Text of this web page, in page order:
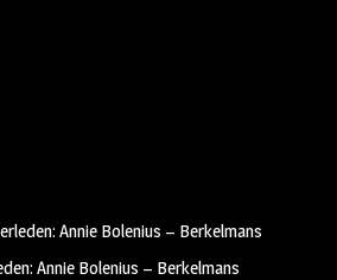
Annie Bolenius – Berkelmans
Annie Bolenius – Berkelmans